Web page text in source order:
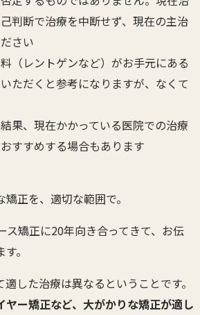
判断で治療を中断せず、現在の主治
さい
（レントゲンなど）がお手元にある
ただくと参考になりますが、なくて
果、現在かかっている医院での治療
すすめする場合もあります
正を、適切な範囲で。
ス矯正に20年向き合ってきて、お伝
。
した治療は異なるということです。
ヤー矯正など、大がかりな矯正が適し